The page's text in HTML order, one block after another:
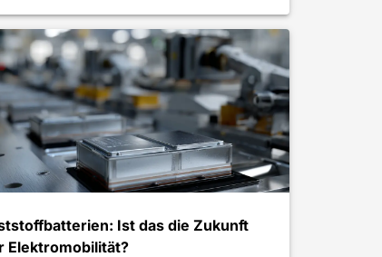
Ist das die Zukunft
Elektromobilität?